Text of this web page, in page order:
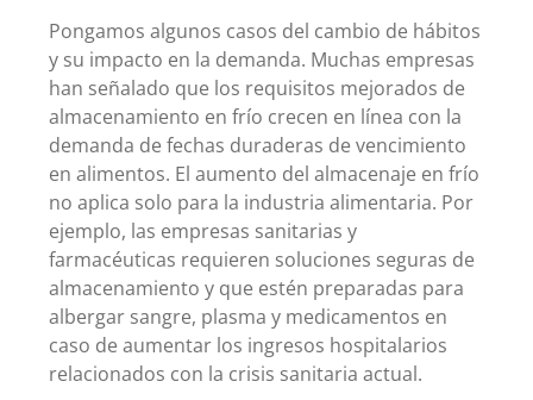
Pongamos algunos casos del cambio de hábitos
y su impacto en la demanda. Muchas empresas
han señalado que los requisitos mejorados de
almacenamiento en frío crecen en línea con la
demanda de fechas duraderas de vencimiento
en alimentos. El aumento del almacenaje en frío
no aplica solo para la industria alimentaria. Por
ejemplo, las empresas sanitarias y
farmacéuticas requieren soluciones seguras de
almacenamiento y que estén preparadas para
albergar sangre, plasma y medicamentos en
caso de aumentar los ingresos hospitalarios
relacionados con la crisis sanitaria actual.